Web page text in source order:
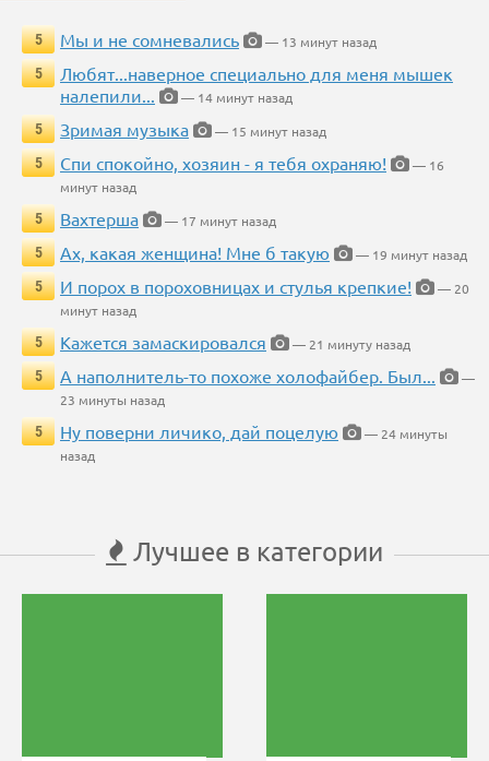
5 Мы и не сомневались
— 13 минут назад
5
Любят...наверное специально для меня мышек
налепили...
— 14 минут назад
5
Зримая музыка
— 15 минут назад
5
Спи спокойно, хозяин - я тебя охраняю!
— 16
минут назад
5
Вахтерша
— 17 минут назад
5
Ах, какая женщина! Мне б такую
— 19 минут назад
5
И порох в пороховницах и стулья крепкие!
— 20
минут назад
5
Кажется замаскировался
— 21 минуту назад
5
А наполнитель-то похоже холофайбер. Был...
—
23 минуты назад
5
Ну поверни личико, дай поцелую
— 24 минуты
назад
Лучшее в категории